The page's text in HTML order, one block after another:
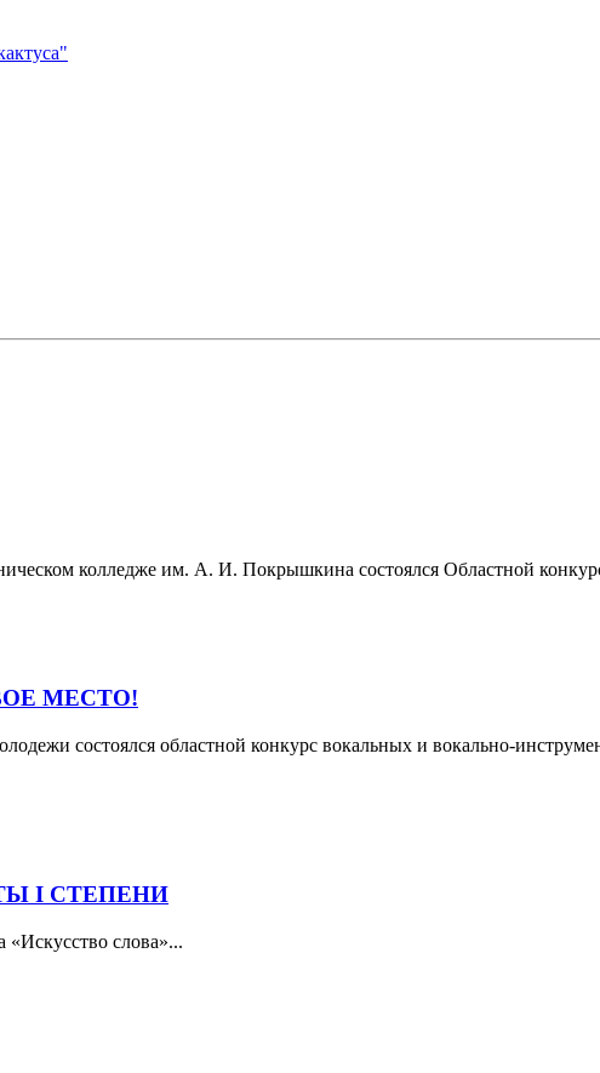
колледже им. А. И. Покрышкина состоялся Областной
МЕСТО!
состоялся областной конкурс вокальных и вокально-
I СТЕПЕНИ
«Искусство слова»...